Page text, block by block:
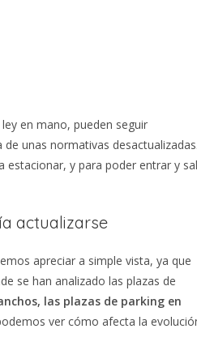
en mano, pueden seguir
unas normativas desactualizadas.
estacionar, y para poder entrar y
actualizarse
apreciar a simple vista, ya que
se han analizado las plazas de
las plazas de parking en
ver cómo afecta la